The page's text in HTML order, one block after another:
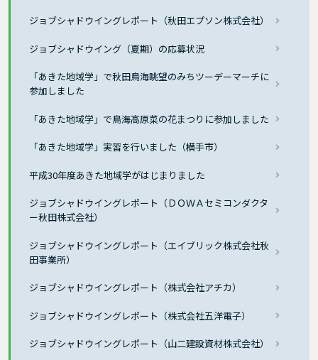
ジョブシャドウイングレポート（秋田エプソン株式会社）
ジョブシャドウイング（夏期）の応募状況
「あきた地域学」で秋田鳥海眺望のみちツーデーマーチに
参加しました
「あきた地域学」で鳥海高原菜の花まつりに参加しました
「あきた地域学」実習を行いました（横手市）
平成30年度あきた地域学がはじまりました
ジョブシャドウイングレポート（ＤＯＷＡセミコンダクタ
ー秋田株式会社）
ジョブシャドウイングレポート（エイブリック株式会社秋
田事業所）
ジョブシャドウイングレポート（株式会社アチカ）
ジョブシャドウイングレポート（株式会社五洋電子）
ジョブシャドウイングレポート（山二建設資材株式会社）